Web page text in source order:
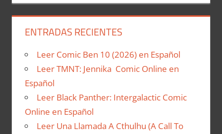
ENTRADAS RECIENTES
Leer Comic Ben 10 (2026) en Español
Leer TMNT: Jennika Comic Online en
Español
Leer Black Panther: Intergalactic Comic
Online en Español
Leer Una Llamada A Cthulhu (A Call To